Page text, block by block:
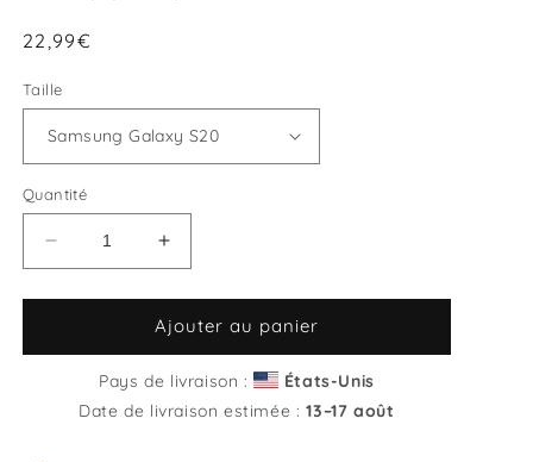
modale
Prix
22,99€
Taille
Quantité
Réduire
la
quantité
Coque
Samsung
Augmenter
la
quantité
de
Coque
Samsung
Ajouter au panier
Pays de livraison :
États-Unis
Date de livraison estimée :13⁠–17 août